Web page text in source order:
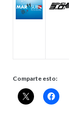
Comparte esto: